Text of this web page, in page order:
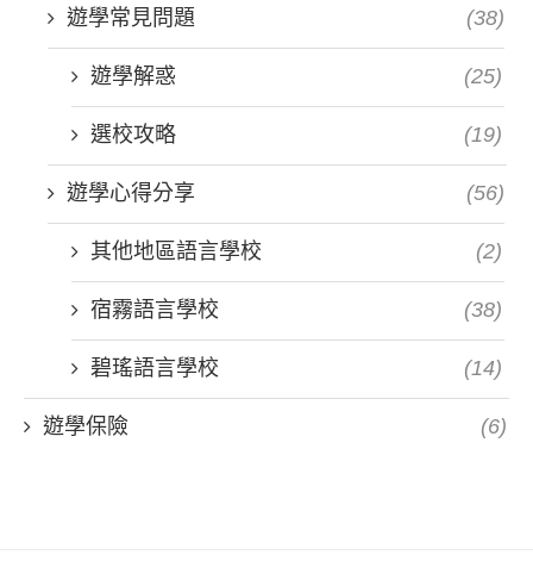
遊學常見問題 (38)
遊學解惑 (25)
選校攻略 (19)
遊學心得分享 (56)
其他地區語言學校 (2)
宿霧語言學校 (38)
碧瑤語言學校 (14)
遊學保險 (6)